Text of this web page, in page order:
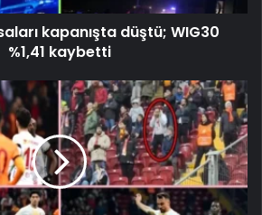
kapanışta düştü; WIG30
%1,41 kaybetti